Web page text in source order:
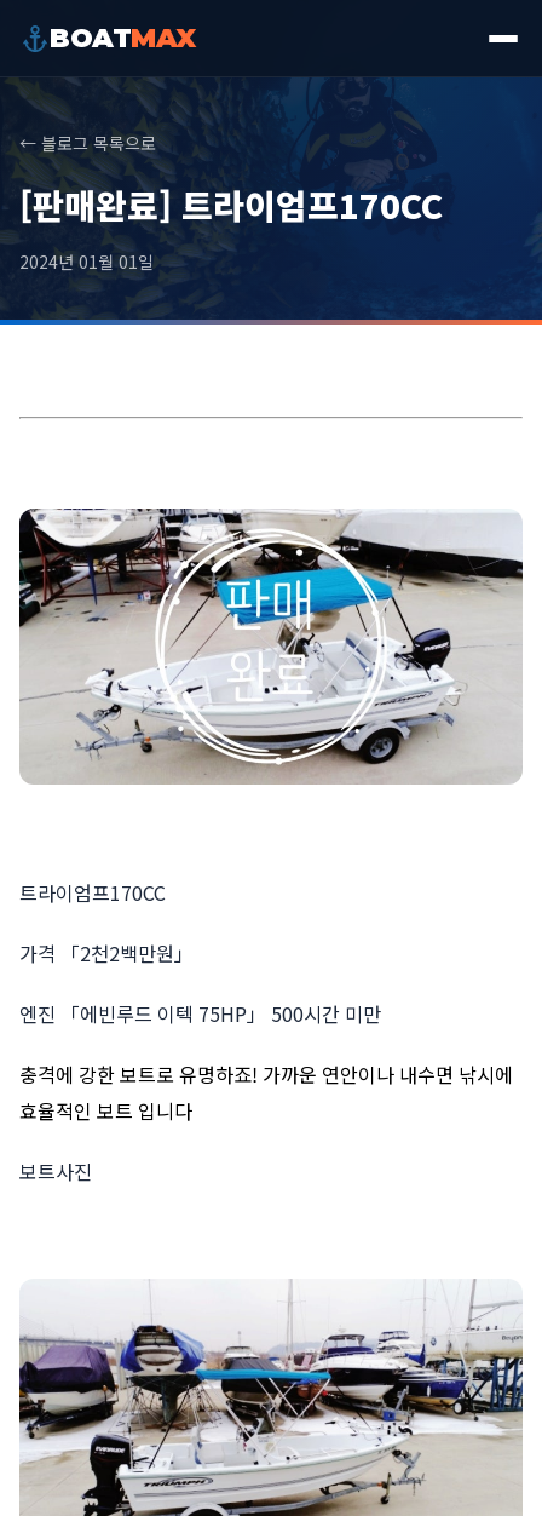
BOATMAX
← 블로그 목록으로
[판매완료] 트라이엄프170CC
2024년 01월 01일
트라이엄프170CC
가격 「2천2백만원」
엔진 「에빈루드 이텍 75HP」 500시간 미만
충격에 강한 보트로 유명하죠! 가까운 연안이나 내수면 낚시에
효율적인 보트 입니다
보트사진